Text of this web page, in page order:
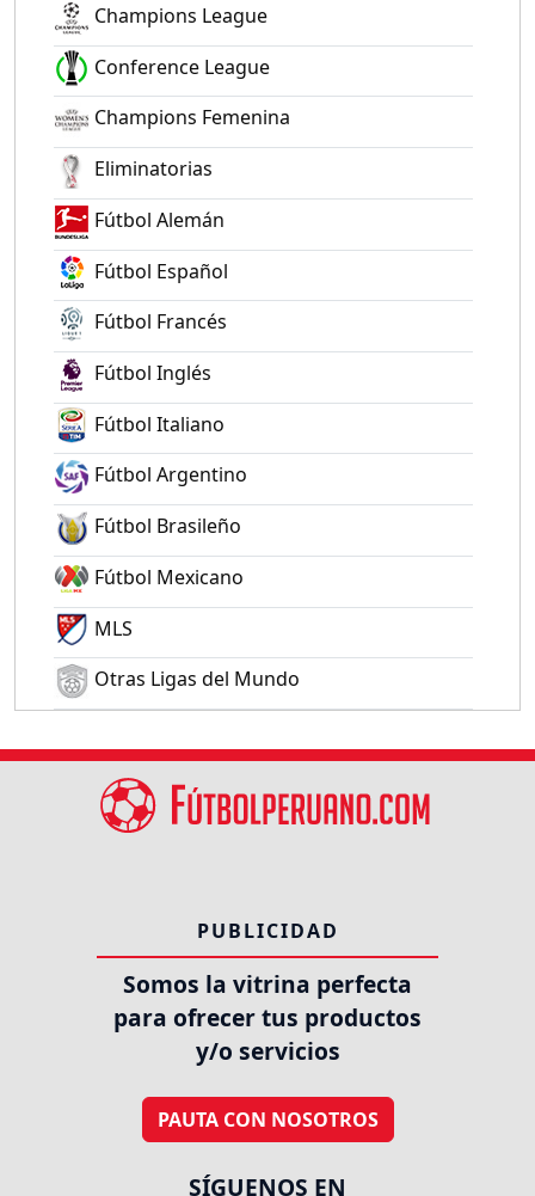
Champions League
Conference League
Champions Femenina
Eliminatorias
Fútbol Alemán
Fútbol Español
Fútbol Francés
Fútbol Inglés
Fútbol Italiano
Fútbol Argentino
Fútbol Brasileño
Fútbol Mexicano
MLS
Otras Ligas del Mundo
PUBLICIDAD
Somos la vitrina perfecta
para ofrecer tus productos
y/o servicios
PAUTA CON NOSOTROS
SÍGUENOS EN